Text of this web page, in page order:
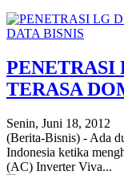
DATA BISNIS
PENETRASI
TERASA
Senin, Juni 18, 2012
(Berita-Bisnis) - Ada
Indonesia ketika
(AC) Inverter Viva...